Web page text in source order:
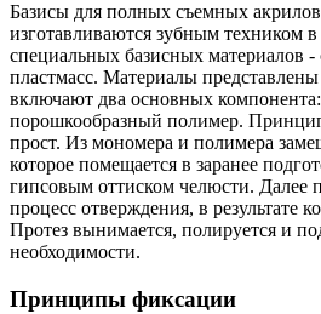
Базисы для полных съемных
изготавливаются зубным техником
специальных базисных материалов -
пластмасс. Материалы
включают два основных
порошкообразный полимер.
прост. Из мономера и полимера
которое помещается в заранее
гипсовым оттиском челюсти. Далее
процесс отверждения, в результате
Протез вынимается, полируется и
необходимости.
Принципы фиксации